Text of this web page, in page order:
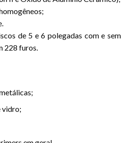
de 5 e 6 polegadas com e sem
228 furos.
vidro;